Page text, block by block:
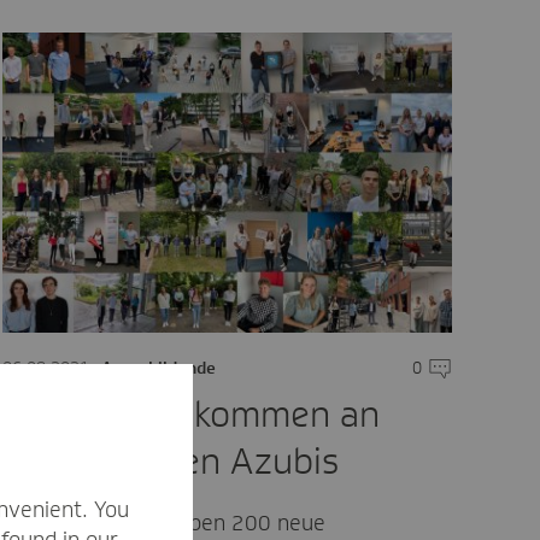
06.08.2021 Auszubildende 0Kommentare
Herzlich willkommen an
unsere neuen Azubis
Am 02.08.2021 haben 200 neue
You